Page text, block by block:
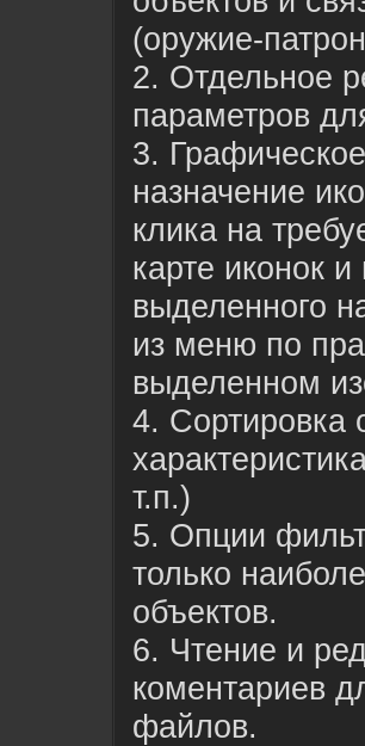
(оружие-
2. Отдельное
параметров
3.
назначение
клика на
карте иконок
выделенного
из меню по
выделенном
4. Сортировка
т.п.)
5. Опции
только
объектов.
6. Чтение и
коментариев
файлов.